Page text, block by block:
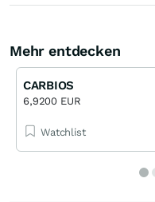
Mehr entdecken
CARBIOS
6,9200 EUR
Watchlist